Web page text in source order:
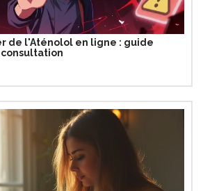
de l'Aténolol en ligne : guide